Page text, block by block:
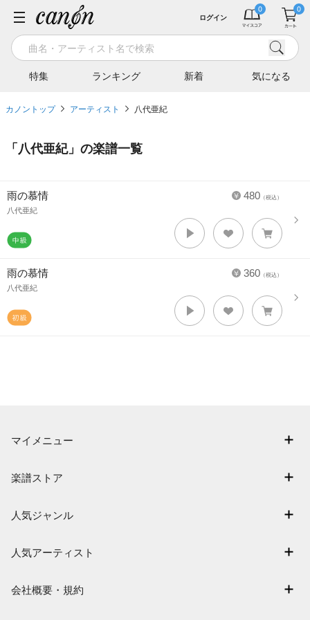
特集 ランキング 新着 気になる
ログイン
カノントップ アーティスト 八代亜紀
「 八代亜紀」の楽譜一覧
480 （税込）
雨の慕情
八代亜紀
360 （税込）
雨の慕情
八代亜紀
マイメニュー
退会はこちら
楽譜ストア
難易度別に探す
まもなく配信
人気ジャンル
保育
人気アーティスト
会社概要・規約